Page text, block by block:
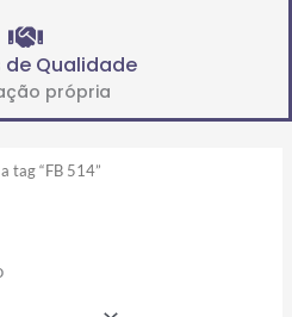
de Qualidade
própria
tag “FB 514”